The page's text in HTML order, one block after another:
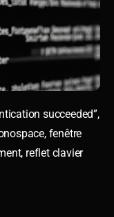
succeeded”,
fenêtre
reflet clavier